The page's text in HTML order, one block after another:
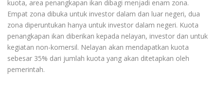
kuota, area penangkapan ikan dibagi menjadi enam zona.
Empat zona dibuka untuk investor dalam dan luar negeri, dua
zona diperuntukan hanya untuk investor dalam negeri. Kuota
penangkapan ikan diberikan kepada nelayan, investor dan untuk
kegiatan non-komersil. Nelayan akan mendapatkan kuota
sebesar 35% dari jumlah kuota yang akan ditetapkan oleh
pemerintah.